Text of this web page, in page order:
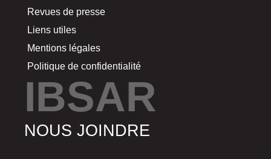
Revues de presse
Liens utiles
Mentions légales
Politique de confidentialité
IBSAR
NOUS JOINDRE